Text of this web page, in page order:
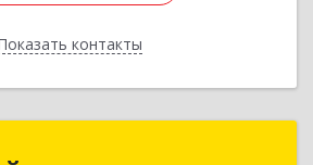
контакты
Назад